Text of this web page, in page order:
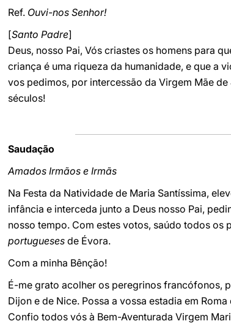
Ref. Ouvi-nos Senhor!
[Santo Padre]
Deus, nosso Pai, Vós criastes os homens para
criança é uma riqueza da humanidade, e que a
vos pedimos, por intercessão da Virgem Mãe
séculos!
Saudação
Amados Irmãos e Irmãs
Na Festa da Natividade de Maria Santíssima,
infância e interceda junto a Deus nosso Pai,
nosso tempo. Com estes votos, saúdo todos
portugueses de Évora.
Com a minha Bênção!
É-me grato acolher os peregrinos francófonos,
Dijon e de Nice. Possa a vossa estadia em
Confio todos vós à Bem-Aventurada Virgem